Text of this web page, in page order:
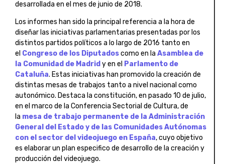
desarrollada en el mes de junio de 2018.
Los informes han sido la principal referencia a la hora de
diseñar las iniciativas parlamentarias presentadas por los
distintos partidos políticos a lo largo de 2016 tanto en
el Congreso de los Diputadoscomo en la Asamblea de
la Comunidad de Madrid y en el Parlamento de
Cataluña. Estas iniciativas han promovido la creación de
distintas mesas de trabajos tanto a nivel nacional como
autonómico. Destaca la constitución, en pasado 10 de julio,
en el marco de la Conferencia Sectorial de Cultura, de
la mesa de trabajo permanente de la Administración
General del Estado y de las Comunidades Autónomas
con el sector del videojuego en España, cuyo objetivo
es elaborar un plan especifico de desarrollo de la creación y
producción del videojuego.